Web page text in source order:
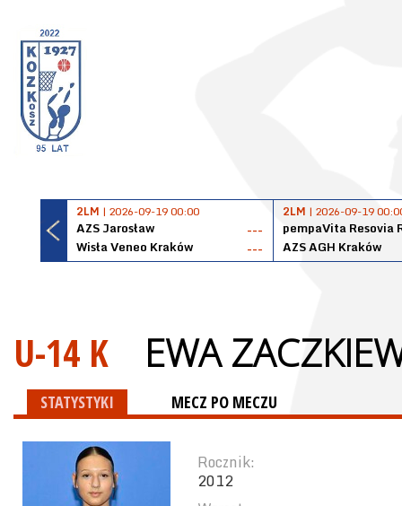
2LM | 2026-09-19 00:00
AZS Jarosław
---
Wisła Veneo Kraków
---
2LM | 2026-09-19
pempaVita Resovia
AZS AGH Kraków
U-14 K EWA
STATYSTYKI MECZ PO MECZU
Rocznik:
2012